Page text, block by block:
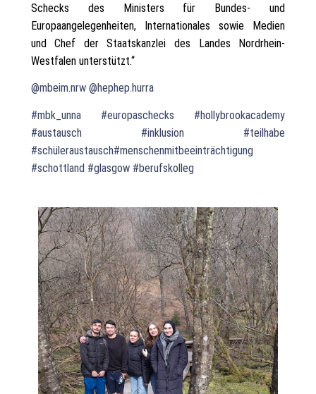
Schecks des Ministers für Bundes- und
Europaangelegenheiten, Internationales sowie Medien
und Chef der Staatskanzlei des Landes Nordrhein-
Westfalen unterstützt.“
@mbeim.nrw @hephep.hurra
#mbk_unna #europaschecks
#hollybrookacademy
#austausch
#inklusion
#teilhabe
#schüleraustausch#menschenmitbeeinträchtigung
#schottland #glasgow #berufskolleg